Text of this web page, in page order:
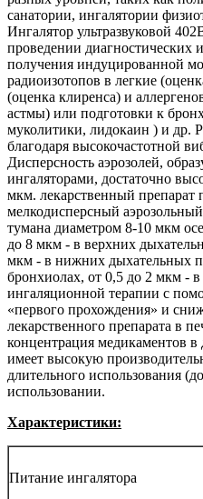
санатории, ингалятории
Ингалятор ультразвуковой
проведении диагностических
получения индуцированной
радиоизотопов в легкие
(оценка клиренса) и
астмы) или подготовки к
муколитики, лидокаин ) и др.
благодаря высокочастотной
Дисперсность аэрозолей,
ингаляторами, достаточно
мкм. лекарственный препарат
мелкодисперсный
тумана диаметром 8-10 мкм
до 8 мкм - в верхних
мкм - в нижних дыхательных
бронхиолах, от 0,5 до 2 мкм -
ингаляционной терапии с
«первого прохождения» и
лекарственного препарата в
концентрация медикаментов
имеет высокую
длительного использования
использовании.
Характеристики:
Питание ингалятора